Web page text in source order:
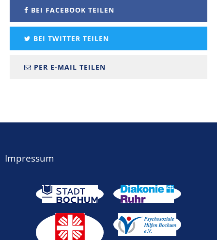
BEI FACEBOOK TEILEN
BEI TWITTER TEILEN
PER E-MAIL TEILEN
Impressum